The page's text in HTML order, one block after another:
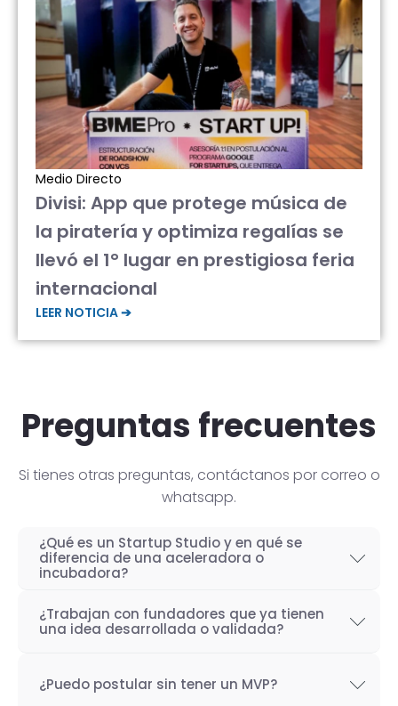
Medio Directo
Divisi: App que protege música de
la piratería y optimiza regalías se
llevó el 1° lugar en prestigiosa feria
internacional
LEER NOTICIA ➔
Preguntas frecuentes
Si tienes otras preguntas, contáctanos por correo o
whatsapp.
¿Qué es un Startup Studio y en qué se
diferencia de una aceleradora o
incubadora?
Un Startup Studio es una organización capaz
de construir startups de manera iterativa,
con experiencia. También se les conoce
¿Trabajan con fundadores que ya tienen
una idea desarrollada o validada?
Startup Studio es lograr un proceso iterativo
¿Puedo postular sin tener un MVP?